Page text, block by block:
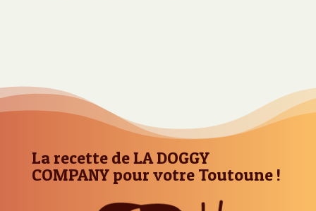
La recette de LA DOGGY
COMPANY pour votre Toutoune !